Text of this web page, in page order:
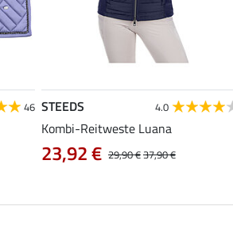
46 STEEDS 4.0
Kombi-Reitweste Luana
29,90 €37,90 €
23,92 €